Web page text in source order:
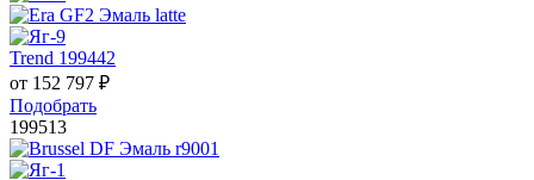
Trend 199442
от 152 797 ₽
Подобрать
199513